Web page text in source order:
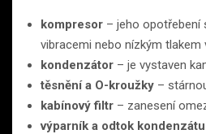
kompresor – jeho opotřebení
vibracemi nebo nízkým tlakem
kondenzátor – je vystaven
těsnění a O-kroužky –
kabínový filtr – zanesení
výparník a odtok kondenzátu